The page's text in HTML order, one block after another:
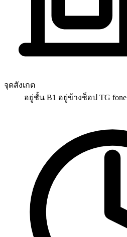
จุดสังเกต
อยู่ชั้น B1 อยู่ข้างช็อป TG fone